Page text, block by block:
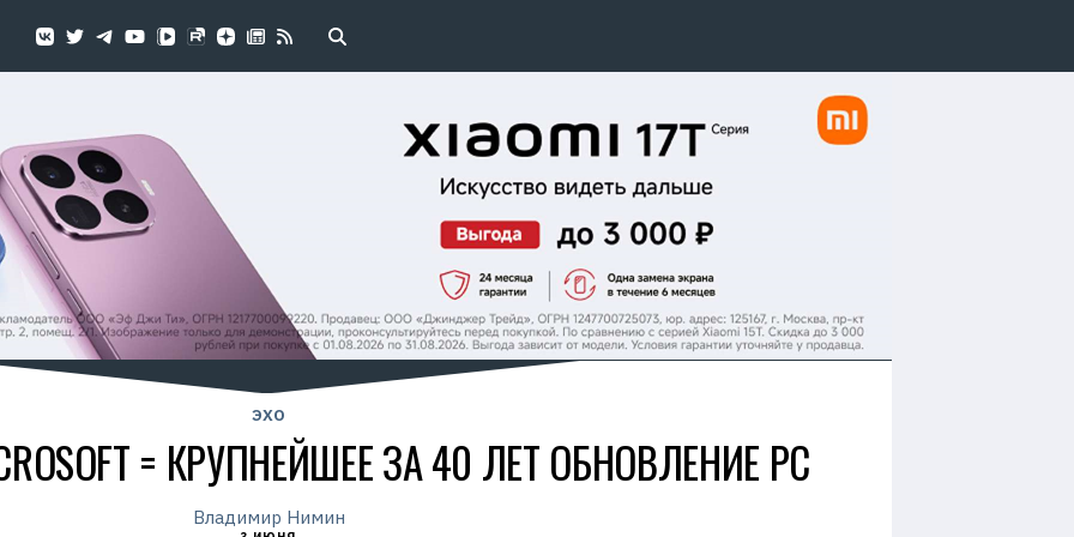
ЭХО
= КРУПНЕЙШЕЕ ЗА 40 ЛЕТ ОБНОВЛЕНИЕ PC
Владимир Нимин